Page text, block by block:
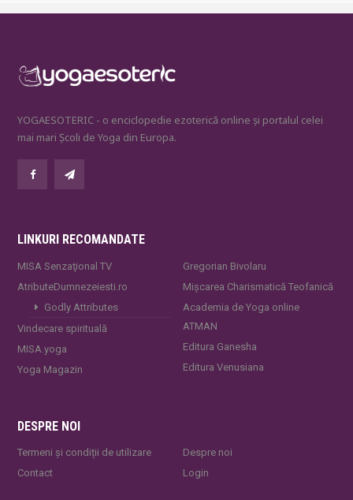
YOGAESOTERIC - o enciclopedie ezoterică online și portalul celei
mai mari Școli de Yoga din Europa.
LINKURI RECOMANDATE
MISA Senzaţional TV
AtributeDumnezeiesti.ro
Godly Attributes
Vindecare spirituală
MISA.yoga
Yoga Magazin
Gregorian Bivolaru
Mișcarea Charismatică Teofanică
Academia de Yoga online
ATMAN
Editura Ganesha
Editura Venusiana
DESPRE NOI
Termeni și condiții de utilizare
Contact
Despre noi
Login